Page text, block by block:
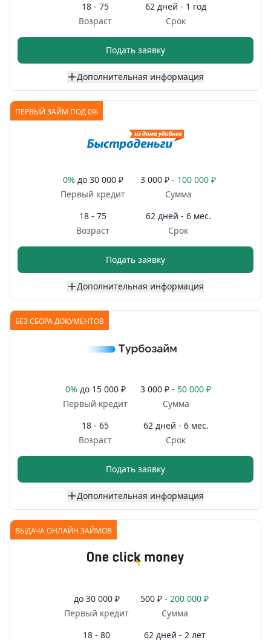
18 - 75
Возраст
62 дней - 1 год
Срок
Подать заявку
Дополнительная информация
ПЕРВЫЙ ЗАЙМ ПОД 0%
0% до 30 000 ₽
Первый кредит
3 000 ₽ - 100 000 ₽
Сумма
18 - 75
Возраст
62 дней - 6 мес.
Срок
Подать заявку
Дополнительная информация
БЕЗ СБОРА ДОКУМЕНТОВ
0% до 15 000 ₽
Первый кредит
3 000 ₽ - 50 000 ₽
Сумма
18 - 65
Возраст
62 дней - 6 мес.
Срок
Подать заявку
Дополнительная информация
ВЫДАЧА ОНЛАЙН ЗАЙМОВ
до 30 000 ₽
Первый кредит
500 ₽ - 200 000 ₽
Сумма
18 - 80
62 дней - 2 лет